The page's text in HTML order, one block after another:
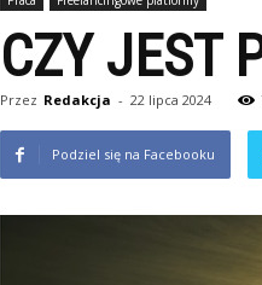
CZY JEST
Przez Redakcja - 22 lipca 2024
Podziel się na Facebooku